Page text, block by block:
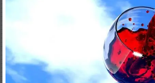
Inseln